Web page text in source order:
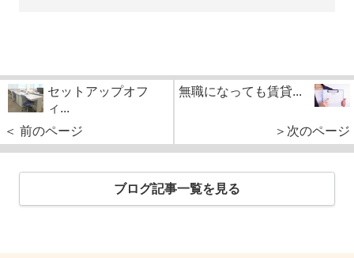
セットアップオフ
ィ...
＜ 前のページ
無職になっても賃貸...
＞次のページ
ブログ記事一覧を見る